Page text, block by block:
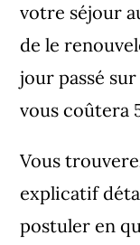
votre séjour
de le
jour passé
vous coûtera
Vous
explicatif
postuler en